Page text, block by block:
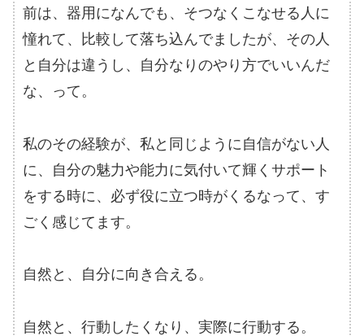
前は、器用になんでも、そつなくこなせる人に
憧れて、比較して落ち込んでましたが、その人
と自分は違うし、自分なりのやり方でいいんだ
な、って。
私のその経験が、私と同じように自信がない人
に、自分の魅力や能力に気付いて輝くサポート
をする時に、必ず役に立つ時がくるなって、す
ごく感じてます。
自然と、自分に向き合える。
自然と、行動したくなり、実際に行動する。